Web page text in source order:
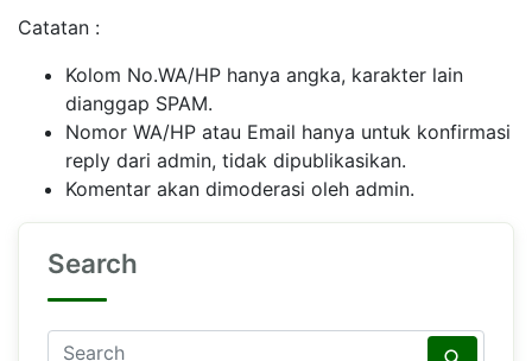
Catatan :
Kolom No.WA/HP hanya angka, karakter lain
dianggap SPAM.
Nomor WA/HP atau Email hanya untuk konfirmasi
reply dari admin, tidak dipublikasikan.
Komentar akan dimoderasi oleh admin.
Search